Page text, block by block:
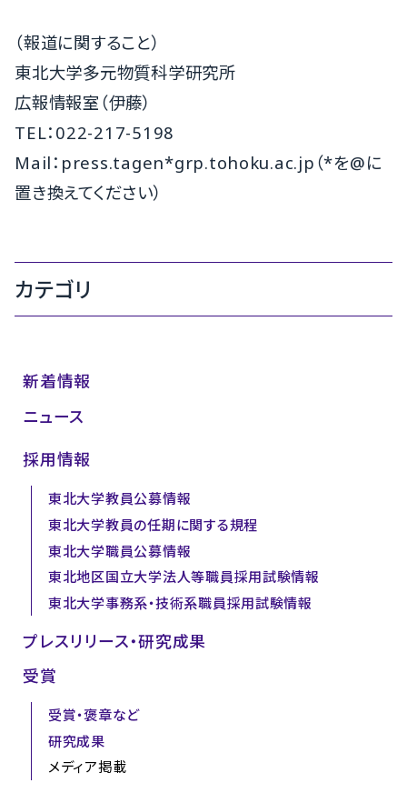
（報道に関すること）
東北大学多元物質科学研究所
広報情報室（伊藤）
TEL：022-217-5198
Mail：press.tagen*grp.tohoku.ac.jp（*を@に
置き換えてください）
カテゴリ
新着情報
ニュース
採用情報
東北大学教員公募情報
東北大学教員の任期に関する規程
東北大学職員公募情報
東北地区国立大学法人等職員採用試験情報
東北大学事務系・技術系職員採用試験情報
プレスリリース・研究成果
受賞
受賞・褒章など
研究成果
メディア掲載